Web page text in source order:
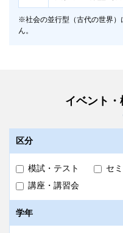
時間に取り組んでいただ
ございません）。受験後
用紙をご提出いただきま
9:10～9:50 数学
11:40～12:10 社会
12:20～12:50 理科
【3科目受験】
9:00～9:10 志望校コー
9:10～9:50 数学
10:50～11:30 国語
中3はZoom試験監督がご
解答解説
早稲田アカデミー各校
す。
個別進学館や大学受験部
費用
無料
社会の並行型（古代の世界
ん。
文（will／be
詞（名詞的用法）
数学 1年の復習、式の
国語
文学的文章（長
理科 1年の復習、物質
社会
続詞など）、受
詞＋that～、動
数学 1・2年の復習、
国語
文学的文章（長
理科 1・2年の復習
社会
イベント
区分
模試・テスト
セ
講座・講習会
学年